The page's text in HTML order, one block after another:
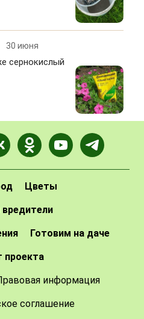
30 июня
сернокислый
Цветы
вредители
Готовим на даче
проекта
информация
соглашение